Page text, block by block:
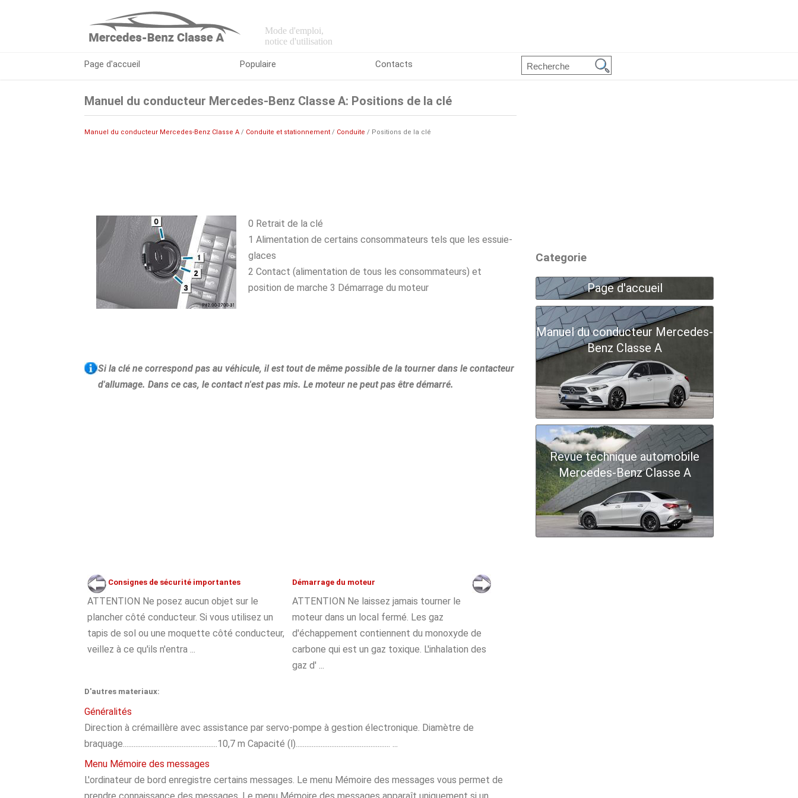
Mode d'emploi,
notice d'utilisation
Page d'accueil Populaire Contacts
Manuel du conducteur Mercedes-Benz Classe A: Positions de la clé
Manuel du conducteur Mercedes-Benz Classe A / Conduite et stationnement / Conduite / Positions de la clé
0 Retrait de la clé
1 Alimentation de certains consommateurs tels que les essuie-
glaces
2 Contact (alimentation de tous les consommateurs) et
position de marche 3 Démarrage du moteur
Si la clé ne correspond pas au véhicule, il est tout de même possible de la tourner dans le contacteur
d'allumage. Dans ce cas, le contact n'est pas mis. Le moteur ne peut pas être démarré.
Consignes de sécurité importantes
ATTENTION Ne posez aucun objet sur le
plancher côté conducteur. Si vous utilisez un
tapis de sol ou une moquette côté conducteur,
veillez à ce qu'ils n'entra ...
Démarrage du moteur
ATTENTION Ne laissez jamais tourner le
moteur dans un local fermé. Les gaz
d'échappement contiennent du monoxyde de
carbone qui est un gaz toxique. L'inhalation des
gaz d' ...
D'autres materiaux:
Généralités
Direction à crémaillère avec assistance par servo-pompe à gestion électronique. Diamètre de
braquage.....................................................10,7 m Capacité (l)..................................................... ...
Menu Mémoire des messages
L'ordinateur de bord enregistre certains messages. Le menu Mémoire des messages vous permet de
Categorie
Page d'accueil
Manuel du conducteur Mercedes-
Benz Classe A
Revue technique automobile
Mercedes-Benz Classe A